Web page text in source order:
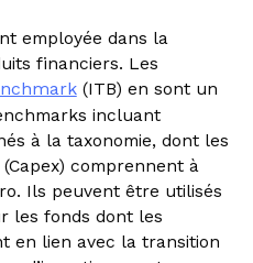
employée dans la
financiers. Les
(ITB) en sont un
incluant
à la taxonomie, dont les
comprennent à
Ils peuvent être utilisés
les fonds dont les
en lien avec la transition